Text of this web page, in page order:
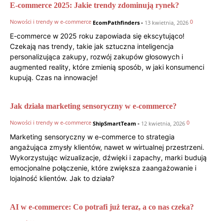
E-commerce 2025: Jakie trendy zdominują rynek?
Nowości i trendy w e-commerce EcomPathfinders - 13 kwietnia, 2026 0
E-commerce w 2025 roku zapowiada się ekscytująco!
Czekają nas trendy, takie jak sztuczna inteligencja
personalizująca zakupy, rozwój zakupów głosowych i
augmented reality, które zmienią sposób, w jaki konsumenci
kupują. Czas na innowacje!
Jak działa marketing sensoryczny w e-commerce?
Nowości i trendy w e-commerce ShipSmartTeam - 12 kwietnia, 2026 0
Marketing sensoryczny w e-commerce to strategia
angażująca zmysły klientów, nawet w wirtualnej przestrzeni.
Wykorzystując wizualizacje, dźwięki i zapachy, marki budują
emocjonalne połączenie, które zwiększa zaangażowanie i
lojalność klientów. Jak to działa?
AI w e-commerce: Co potrafi już teraz, a co nas czeka?